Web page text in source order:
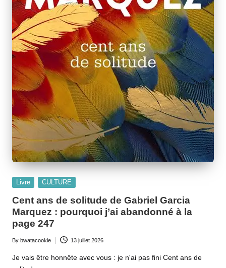
Posted
Livre CULTURE
Cent ans de solitude de Gabriel Garcia
Marquez : pourquoi j’ai abandonné à la
page 247
Posted
by
By bwatacookie 13 juillet 2026
Je vais être honnête avec vous : je n'ai pas fini Cent ans de